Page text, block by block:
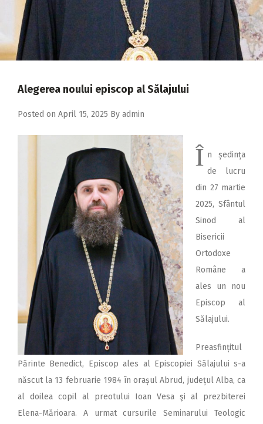
2018
2017
2016
2014
2013
2012
Alegerea noului episcop al Sălajului
Posted on April 15, 2025 By admin
Î n ședința
de lucru
din 27 martie
2025, Sfântul
Sinod al
Bisericii
Ortodoxe
Române a
ales un nou
Epis­cop al
Sălajului.
Preasfințitul
Părinte Benedict, Episcop ales al Episcopiei Sălajului s-a
născut la 13 februarie 1984 în orașul Abrud, județul Alba, ca
al doilea copil al preotului Ioan Vesa şi al prezbiterei
Elena-Mărioara. A urmat cursurile Seminarului Teologic